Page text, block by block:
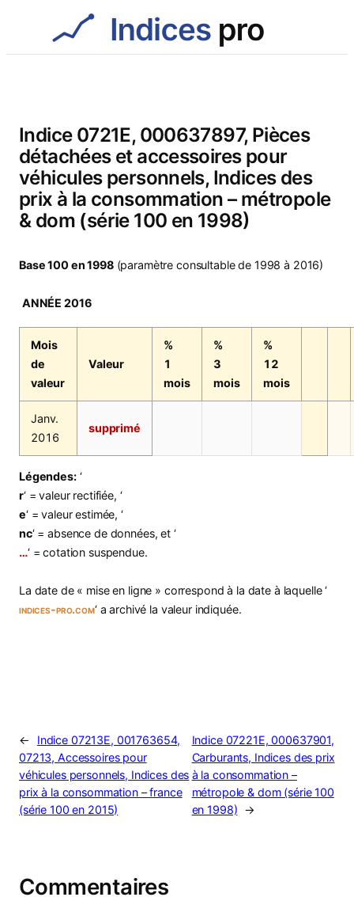
Indice 0721E, 000637897, Pièces
détachées et accessoires pour
véhicules personnels, Indices des
prix à la consommation – métropole
& dom (série 100 en 1998)
Base 100 en 1998(paramètre consultable de 1998 à 2016)
ANNÉE 2016
Mois
de
valeur
Valeur
%
1
mois
%
3
mois
%
12
mois
Janv.
2016
supprimé
Légendes:‘
r‘ = valeur rectifiée, ‘
e‘ = valeur estimée, ‘
nc‘ = absence de données, et ‘
…‘ = cotation suspendue.
La date de « mise en ligne » correspond à la date à laquelle ‘
indices-pro.com‘ a archivé la valeur indiquée.
←
Indice 07213E, 001763654,
07213, Accessoires pour
véhicules personnels, Indices des
prix à la consommation – france
(série 100 en 2015)
Indice 07221E, 000637901,
Carburants, Indices des prix
à la consommation –
métropole & dom (série 100
en 1998) →
Commentaires